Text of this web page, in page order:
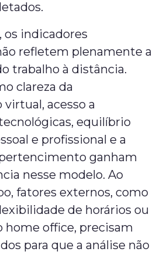
os indicadores
refletem plenamente a
trabalho à distância.
clareza da
acesso a
equilíbrio
e profissional e a
ganham
nesse modelo. Ao
fatores externos, como
de horários ou
home office, precisam
para que a análise não